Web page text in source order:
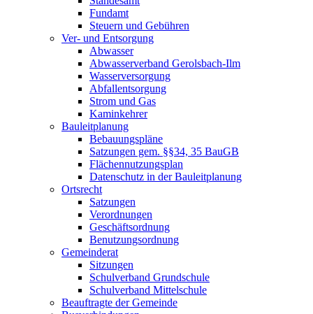
Fundamt
Steuern und Gebühren
Ver- und Entsorgung
Abwasser
Abwasserverband Gerolsbach-Ilm
Wasserversorgung
Abfallentsorgung
Strom und Gas
Kaminkehrer
Bauleitplanung
Bebauungspläne
Satzungen gem. §§34, 35 BauGB
Flächennutzungsplan
Datenschutz in der Bauleitplanung
Ortsrecht
Satzungen
Verordnungen
Geschäftsordnung
Benutzungsordnung
Gemeinderat
Sitzungen
Schulverband Grundschule
Schulverband Mittelschule
Beauftragte der Gemeinde